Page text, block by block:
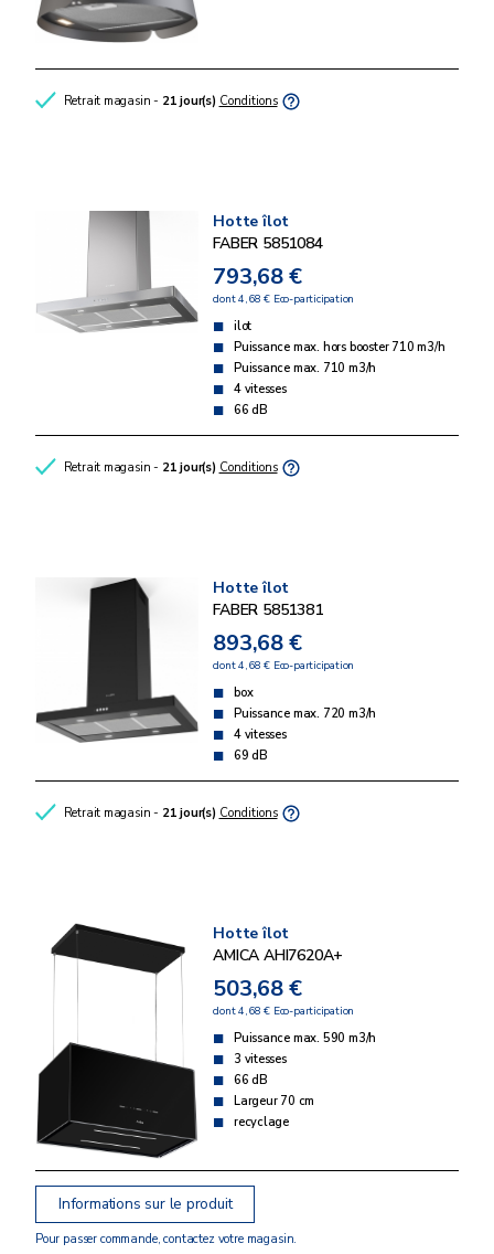
Retrait magasin - 21 jour(s) Conditions
Hotte îlot
FABER 5851084
793,68 €
dont 4,68 € Eco-participation
ilot
Puissance max. hors booster 710 m3/h
Puissance max. 710 m3/h
4 vitesses
66 dB
Retrait magasin - 21 jour(s) Conditions
Hotte îlot
FABER 5851381
893,68 €
dont 4,68 € Eco-participation
box
Puissance max. 720 m3/h
4 vitesses
69 dB
Retrait magasin - 21 jour(s) Conditions
Hotte îlot
AMICA AHI7620A+
503,68 €
dont 4,68 € Eco-participation
Puissance max. 590 m3/h
3 vitesses
66 dB
Largeur 70 cm
recyclage
Informations sur le produit
Pour passer commande, contactez votre magasin.